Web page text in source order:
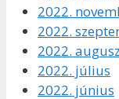
2022.
2022.
2022.
2022. július
2022. június